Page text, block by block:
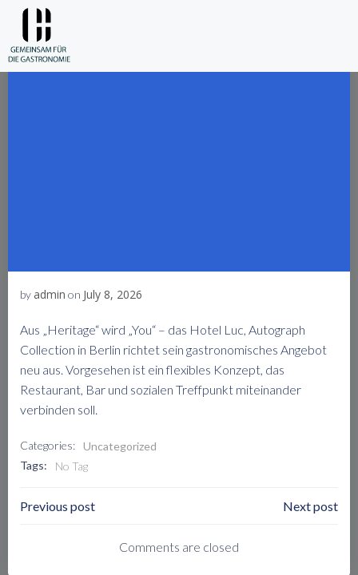
by admin on July 8, 2026
Aus „Heritage“ wird „You“ – das Hotel Luc, Autograph
Collection in Berlin richtet sein gastronomisches Angebot
neu aus. Vorgesehen ist ein flexibles Konzept, das
Restaurant, Bar und sozialen Treffpunkt miteinander
verbinden soll.
Categories: Uncategorized
Tags:
No Tag
Post
Navigation
Previous post
Navigation
Next post
Comments are closed